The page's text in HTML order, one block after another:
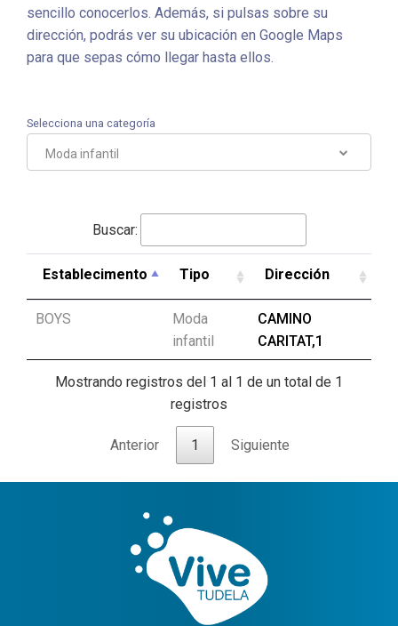
sencillo conocerlos. Además, si pulsas sobre su
dirección, podrás ver su ubicación en Google Maps
para que sepas cómo llegar hasta ellos.
Selecciona una categoría
Moda infantil
Buscar:
Establecimento Tipo Dirección
BOYS
Moda
infantil
CAMINO
CARITAT,1
Mostrando registros del 1 al 1 de un total de 1
registros
Anterior 1 Siguiente